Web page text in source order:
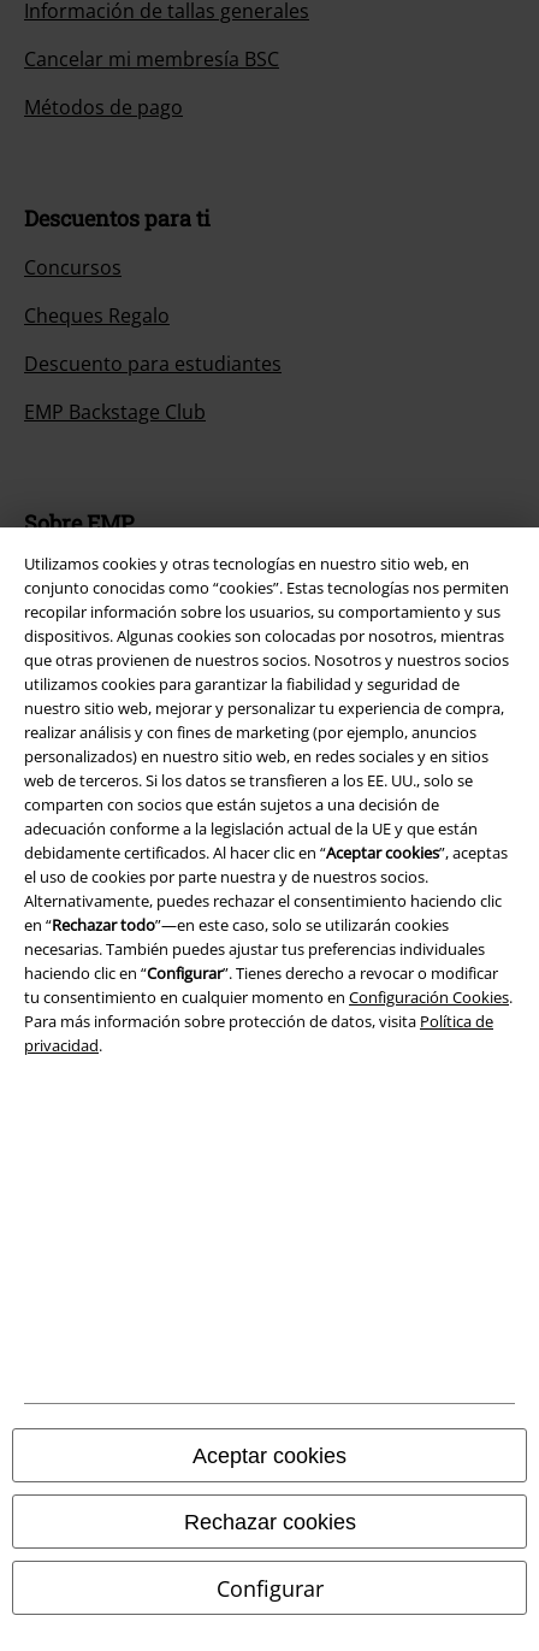
Utilizamos cookies y otras tecnologías en nuestro sitio web, en
conjunto conocidas como “cookies”. Estas tecnologías nos permiten
recopilar información sobre los usuarios, su comportamiento y sus
dispositivos. Algunas cookies son colocadas por nosotros, mientras
que otras provienen de nuestros socios. Nosotros y nuestros socios
utilizamos cookies para garantizar la fiabilidad y seguridad de
nuestro sitio web, mejorar y personalizar tu experiencia de compra,
realizar análisis y con fines de marketing (por ejemplo, anuncios
personalizados) en nuestro sitio web, en redes sociales y en sitios
web de terceros. Si los datos se transfieren a los EE. UU., solo se
comparten con socios que están sujetos a una decisión de
adecuación conforme a la legislación actual de la UE y que están
debidamente certificados. Al hacer clic en “Aceptar cookies”, aceptas
el uso de cookies por parte nuestra y de nuestros socios.
Alternativamente, puedes rechazar el consentimiento haciendo clic
en “Rechazar todo”—en este caso, solo se utilizarán cookies
necesarias. También puedes ajustar tus preferencias individuales
haciendo clic en “Configurar”. Tienes derecho a revocar o modificar
tu consentimiento en cualquier momento en Configuración Cookies.
Para más información sobre protección de datos, visita Política de
privacidad.
Aceptar cookies
Rechazar cookies
Configurar
Información de tallas generales
Cancelar mi membresía BSC
Métodos de pago
Descuentos para ti
Concursos
Cheques Regalo
Descuento para estudiantes
EMP Backstage Club
Sobre EMP
EMP Eventos
Programa de Afiliados
Sostenibilidad
Comunidad
Envío
CORREOS RECOGIDA
CORREOS ENTREGA